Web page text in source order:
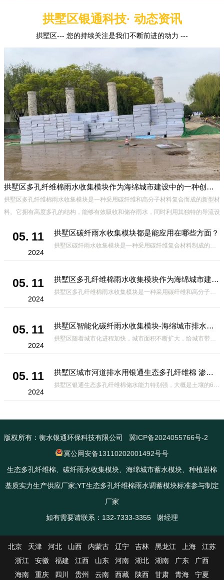
拱墅区银通科技· 动态资讯
拱墅区--- 您的持续关注是我们不断前进的动力 ---
拱墅区多孔纤维棉雨水收集模块作为海绵城市建设中的一种创新材料
拱墅区多孔纤维棉雨水收集模块是一种采用碳纤维和高分子材料复合而成的新型材
料。它拥有高度多孔的结构，能够有效吸收和储存雨水，同时利用其独特的导流设
05. 11
2024
拱墅区碳纤雨水收集模块都是能应用在哪些方面？
拱墅区碳纤雨水收集模块是一种采用碳纤维复合材料制成的雨水收集装置，具有*、环保、可持续等诸多优点。这种模块的设计独特，结构轻巧且强度高，耐腐蚀，能够在各种环境条件下稳定运行。其广泛的应用领域不仅体现在城市规
05. 11
2024
拱墅区多孔纤维棉雨水收集模块作为海绵城市建设中的一种创新材料
拱墅区多孔纤维棉雨水收集模块是一种采用碳纤维和高分子材料复合而成的新型材料。它拥有高度多孔的结构，能够有效吸收和储存雨水，同时利用其独特的导流设计，将雨水迅速排出，有效防止城市内涝的发生。此外，该材料还具有
05. 11
2024
拱墅区智能化碳纤雨水收集模块-海绵城市排水蓄水系统的优选项
拱墅区随着城市化进程加快，城市面积不断扩大，给城市带来的问题也随之增加。其中之一就是水资源的短缺。雨水收集是一种解决城市水资源短缺的有效途径。在雨水收集技术中，智能化碳纤雨水收集模块的出现，为解决城市水资源
05. 11
2024
拱墅区城市河道排水用银通生态多孔纤维棉 渗透性好重量轻
拱墅区银通生态多孔纤维棉储水能力特别强，大概是土壤的6倍，所以在下暴雨或者是严重的雨雪天气时，能将降水量很好的吸收掉，到了天气晴朗之后又会将这些水分蒸发到空气中。这种材料在绿化环保上能起到很大的作用，能够大
版权所有：衡水银通环保科技有限公司
冀ICP备2024055766号-2
冀公网安备13110202001492号号
生态多孔纤维棉、碳纤雨水收集模块、海绵城市蓄水模块、种植岩棉
基质实力生产供应厂家;YT生态多孔纤维棉雨水调蓄模块标准参与制定
厂家
如有需要请联系：132-7333-3355 谢经理
北京 天津 河北 山西 内蒙古 辽宁 吉林 黑龙江 上海
江苏
浙江
安徽 福建 江西 山东 河南 湖北 湖南 广东
广西
海南
重庆 四川 贵州 云南 西藏 陕西 甘肃 青海 宁夏